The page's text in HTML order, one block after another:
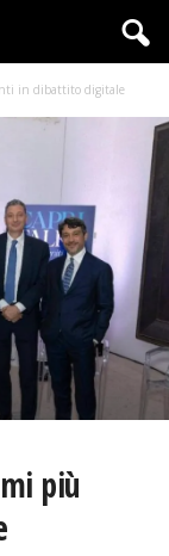
in dibattito digitale
più